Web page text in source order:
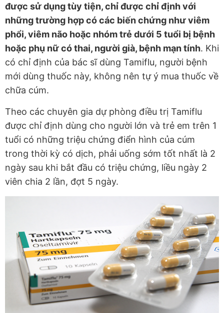
được sử dụng tùy tiện, chỉ được chỉ định với
những trường hợp có các biến chứng như viêm
phổi, viêm não hoặc nhóm trẻ dưới 5 tuổi bị bệnh
hoặc phụ nữ có thai, người già, bệnh mạn tính. Khi
có chỉ định của bác sĩ dùng Tamiflu, người bệnh
mới dùng thuốc này, không nên tự ý mua thuốc về
chữa cúm.
Theo các chuyên gia dự phòng điều trị Tamiflu
được chỉ định dùng cho người lớn và trẻ em trên 1
tuổi có những triệu chứng điển hình của cúm
trong thời kỳ có dịch, phải uống sớm tốt nhất là 2
ngày sau khi bắt đầu có triệu chứng, liều ngày 2
viên chia 2 lần, đợt 5 ngày.